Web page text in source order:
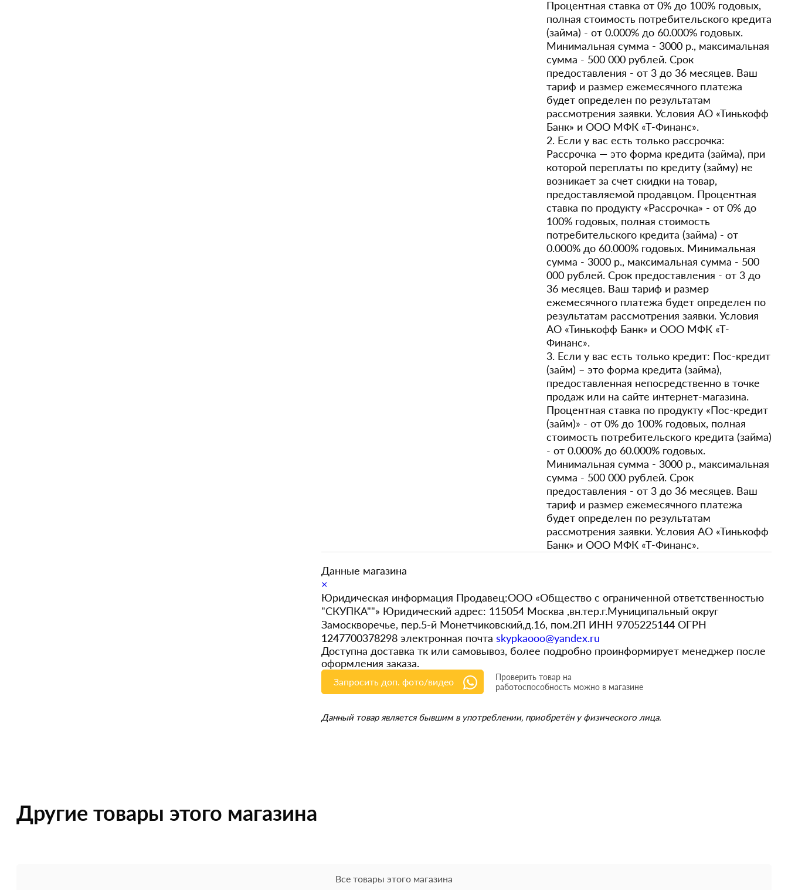
Процентная ставка от 0% до 100% годовых,
полная стоимость потребительского кредита
(займа) - от 0.000% до 60.000% годовых.
Минимальная сумма - 3000 р., максимальная
сумма - 500 000 рублей. Срок
предоставления - от 3 до 36 месяцев. Ваш
тариф и размер ежемесячного платежа
будет определен по результатам
рассмотрения заявки. Условия АО «Тинькофф
Банк» и ООО МФК «Т-Финанс».
2. Если у вас есть только рассрочка:
Рассрочка — это форма кредита (займа), при
которой переплаты по кредиту (займу) не
возникает за счет скидки на товар,
предоставляемой продавцом. Процентная
ставка по продукту «Рассрочка» - от 0% до
100% годовых, полная стоимость
потребительского кредита (займа) - от
0.000% до 60.000% годовых. Минимальная
сумма - 3000 р., максимальная сумма - 500
000 рублей. Срок предоставления - от 3 до
36 месяцев. Ваш тариф и размер
ежемесячного платежа будет определен по
результатам рассмотрения заявки. Условия
АО «Тинькофф Банк» и ООО МФК «Т-
Финанс».
3. Если у вас есть только кредит: Пос-кредит
(займ) – это форма кредита (займа),
предоставленная непосредственно в точке
продаж или на сайте интернет-магазина.
Процентная ставка по продукту «Пос-кредит
(займ)» - от 0% до 100% годовых, полная
стоимость потребительского кредита (займа)
- от 0.000% до 60.000% годовых.
Минимальная сумма - 3000 р., максимальная
сумма - 500 000 рублей. Срок
предоставления - от 3 до 36 месяцев. Ваш
тариф и размер ежемесячного платежа
будет определен по результатам
рассмотрения заявки. Условия АО «Тинькофф
Банк» и ООО МФК «Т-Финанс».
Данные магазина
×
Юридическая информация Продавец:ООО «Общество с ограниченной ответственностью
"СКУПКА""» Юридический адрес: 115054 Москва ,вн.тер.г.Муниципальный округ
Замоскворечье, пер.5-й Монетчиковский,д.16, пом.2П ИНН 9705225144 ОГРН
1247700378298 электронная почта skypkaooo@yandex.ru
Доступна доставка тк или самовывоз, более подробно проинформирует менеджер после
оформления заказа.
Запросить доп. фото/видео
Проверить товар на
работоспособность можно в магазине
Данный товар является бывшим в употреблении, приобретён у физического лица.
Другие товары этого магазина
Все товары этого магазина